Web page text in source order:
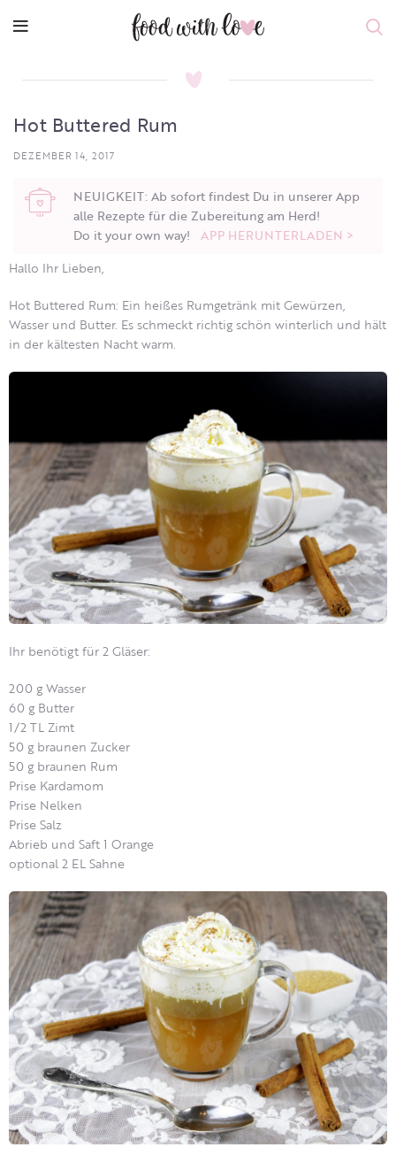
Hot Buttered Rum
DEZEMBER 14, 2017
NEUIGKEIT: Ab sofort findest Du in unserer App
alle Rezepte für die Zubereitung am Herd!
Do it your own way! APP HERUNTERLADEN >
Hallo Ihr Lieben,
Hot Buttered Rum: Ein heißes Rumgetränk mit Gewürzen,
Wasser und Butter. Es schmeckt richtig schön winterlich und hält
in der kältesten Nacht warm.
Ihr benötigt für 2 Gläser:
200 g Wasser
60 g Butter
1/2 TL Zimt
50 g braunen Zucker
50 g braunen Rum
Prise Kardamom
Prise Nelken
Prise Salz
Abrieb und Saft 1 Orange
optional 2 EL Sahne